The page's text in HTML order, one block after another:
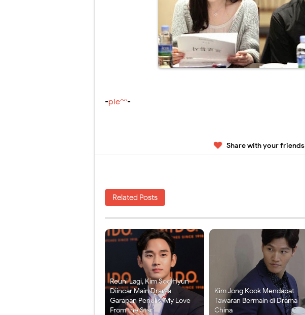
-pie^^-
Share with your friends
Related Posts
Reuni Lagi, Kim Soo Hyun
Diincar Main Drama
Garapan Penulis 'My Love
From the Star'
Kim Jong Kook Mendapat
Tawaran Bermain di Drama
China